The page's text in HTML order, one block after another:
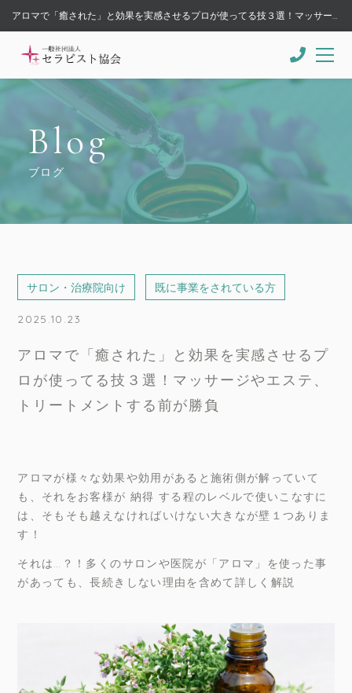
アロマで「癒された」と効果を実感させるプロが使ってる技３選！マッサージやエステ、トリートメントする前が勝負 - 一般社団法人セラピスト協会
Blog
ブログ
サロン・治療院向け 既に事業をされている方
2025.10.23
アロマで「癒された」と効果を実感させるプ
ロが使ってる技３選！マッサージやエステ、
トリートメントする前が勝負
アロマが様々な効果や効用があると施術側が解っていて
も、それをお客様が 納得 する程のレベルで使いこなすに
は、そもそも越えなければいけない大きなが壁１つありま
す！
それは…？！多くのサロンや医院が「アロマ」を使った事
があっても、長続きしない理由を含めて詳しく解説